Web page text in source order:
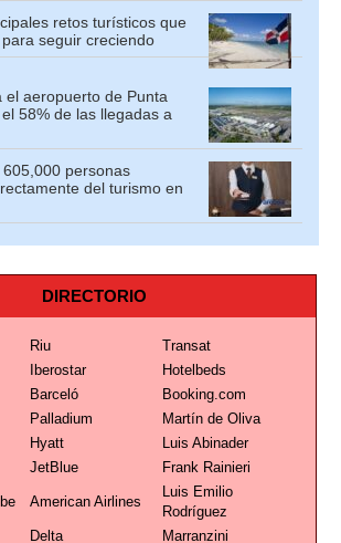
retos turísticos que
seguir creciendo
el aeropuerto de Punta
58% de las llegadas a
personas
del turismo en
DIRECTORIO
Riu
Transat
Iberostar
Hotelbeds
Barceló
Booking.com
Palladium
Martín de Oliva
Hyatt
Luis Abinader
JetBlue Frank Rainieri
American Airlines
Luis Emilio
Rodríguez
Delta Marranzini